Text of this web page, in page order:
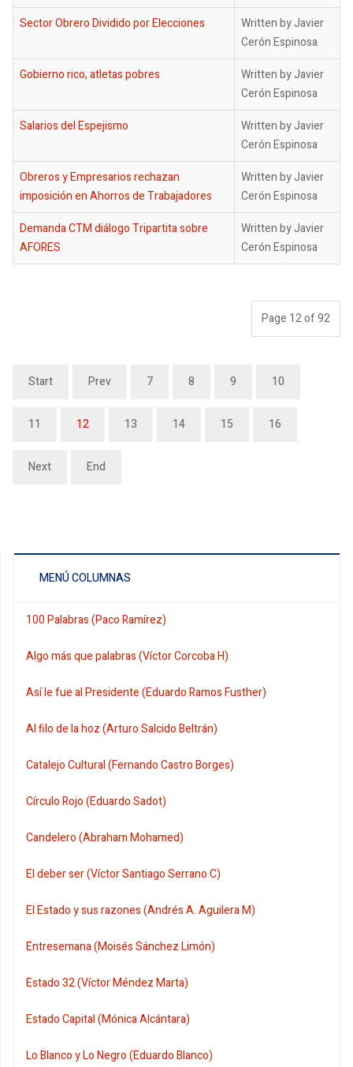
Sector Obrero Dividido por Elecciones
Written by Javier
Cerón Espinosa
Gobierno rico, atletas pobres
Written by Javier
Cerón Espinosa
Salarios del Espejismo
Written by Javier
Cerón Espinosa
Obreros y Empresarios rechazan
imposición en Ahorros de Trabajadores
Written by Javier
Cerón Espinosa
Demanda CTM diálogo Tripartita sobre
AFORES
Written by Javier
Cerón Espinosa
Page 12 of 92
Start Prev 7 8 9 10
11 12 13 14 15 16
Next End
MENÚ COLUMNAS
100 Palabras (Paco Ramírez)
Algo más que palabras (Víctor Corcoba H)
Así le fue al Presidente (Eduardo Ramos Fusther)
Al filo de la hoz (Arturo Salcido Beltrán)
Catalejo Cultural (Fernando Castro Borges)
Círculo Rojo (Eduardo Sadot)
Candelero (Abraham Mohamed)
El deber ser (Víctor Santiago Serrano C)
El Estado y sus razones (Andrés A. Aguilera M)
Entresemana (Moisés Sánchez Limón)
Estado 32 (Víctor Méndez Marta)
Estado Capital (Mónica Alcántara)
Lo Blanco y Lo Negro (Eduardo Blanco)